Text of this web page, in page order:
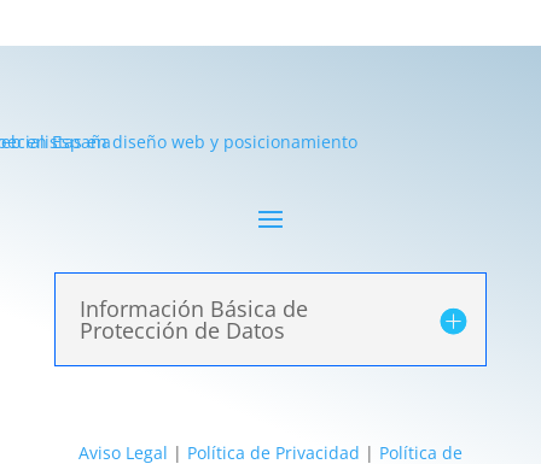
Información Básica de
Protección de Datos
Aviso Legal | Política de Privacidad | Política de